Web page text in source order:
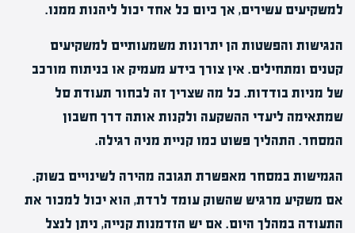
למשקיעים עשירים, אך כיום כל אחד יכול ליהנות ממנו.
הנגישות והפשטות הן יתרונות משמעותיים למשקיעים
קטנים ומתחילים. אין צורך בידע מעמיק או בניתוח מורכב
של מניות בודדות. כל מה שצריך זה לבחור תעודת סל
שמתאימה ליעדי ההשקעה ולקנות אותה דרך חשבון
המסחר. התהליך פשוט כמו קניית מניה רגילה.
הגמישות במסחר מאפשרת תגובה מהירה לשינויים בשוק.
אם משקיע מרגיש שהשוק עומד לרדת, הוא יכול למכור את
התעודה במהלך היום. אם יש הזדמנות קנייה, ניתן לנצל